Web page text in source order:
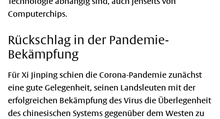
Computerchips.
Rückschlag in der Pandemie-
Bekämpfung
Für Xi Jinping schien die Corona-Pandemie zunächst
eine gute Gelegenheit, seinen Landsleuten mit der
erfolgreichen Bekämpfung des Virus die Überlegen­heit
des chinesischen Systems gegenüber dem Westen zu